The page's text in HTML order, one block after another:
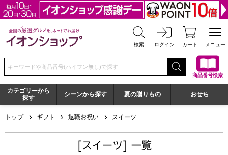
全国の厳選グルメを、ネットでお届け イオンショップ
検索 ログイン カート メニュー
検索キーワードまたは商品番号を入力してください
商品番号検索
カテゴリーから
探す
シーンから探す 夏の贈りもの おせち
トップ ギフト 退職お祝い スイーツ
[スイーツ] 一覧